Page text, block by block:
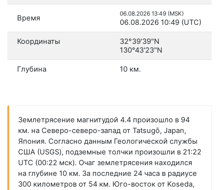
Время 06.08.2026 13:49 (MSK)
06.08.2026 10:49 (UTC)
Координаты
32°39'39"N
130°43'23"N
Глубина 10 км.
Землетрясение магнитудой 4.4 произошло в 94
км. на Северо-северо-запад от Tatsugō, Japan,
Япония. Согласно данным Геологической службы
США (USGS), подземные толчки произошли в 21:22
UTC (00:22 мск). Очаг землетрясения находился
на глубине 10 км. За последние 24 часа в радиусе
300 километров от 54 км. Юго-восток от Koseda,